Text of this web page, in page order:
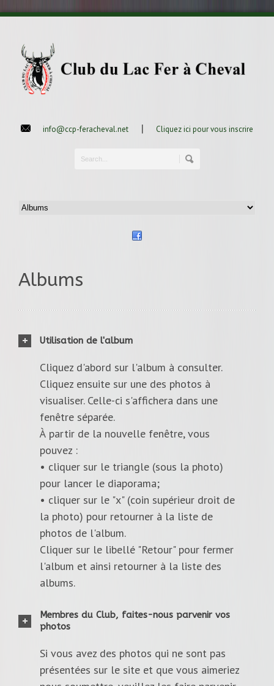
info@ccp-feracheval.net | Cliquez ici pour vous inscrire
Albums
Utilisation de l'album
Cliquez d'abord sur l'album à consulter.
Cliquez ensuite sur une des photos à
visualiser. Celle-ci s'affichera dans une
fenêtre séparée.
À partir de la nouvelle fenêtre, vous
pouvez :
• cliquer sur le triangle (sous la photo)
pour lancer le diaporama;
• cliquer sur le "x" (coin supérieur droit de
la photo) pour retourner à la liste de
photos de l'album.
Cliquer sur le libellé "Retour" pour fermer
l'album et ainsi retourner à la liste des
albums.
Membres du Club, faites-nous parvenir vos
photos
Si vous avez des photos qui ne sont pas
présentées sur le site et que vous aimeriez